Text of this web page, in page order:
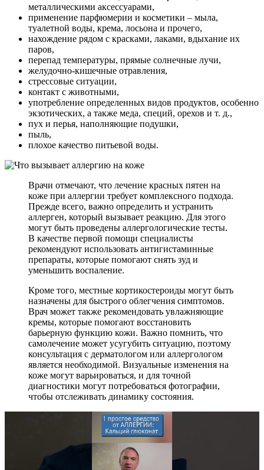
металлическими аксессуарами,
применение парфюмерии и косметики – мыла,
туалетной воды, крема, лосьона и прочего,
нахождение рядом с красками, лаками, вдыхание их
паров,
перепад температуры, прямые солнечные лучи,
желудочно-кишечные отравления,
стрессовые ситуации,
контакт с животными,
употребление определенных видов продуктов, особенно
экзотических, а также меда, специй, орехов и т. д.,
пух и перья, наполняющие подушки,
пыль,
плохое качество питьевой воды.
Врачи отмечают, что лечение красных пятен на
коже при аллергии требует комплексного подхода.
Прежде всего, важно определить и устранить
аллерген, который вызывает реакцию. Для этого
могут быть проведены аллергологические тесты.
В качестве первой помощи специалисты
рекомендуют использовать антигистаминные
препараты, которые помогают снять зуд и
уменьшить воспаление.
Кроме того, местные кортикостероиды могут быть
назначены для быстрого облегчения симптомов.
Врач может также рекомендовать увлажняющие
кремы, которые помогают восстановить
барьерную функцию кожи. Важно помнить, что
самолечение может усугубить ситуацию, поэтому
консультация с дерматологом или аллергологом
является необходимой. Визуальные изменения на
коже могут варьироваться, и для точной
диагностики могут потребоваться фотографии,
чтобы отслеживать динамику состояния.